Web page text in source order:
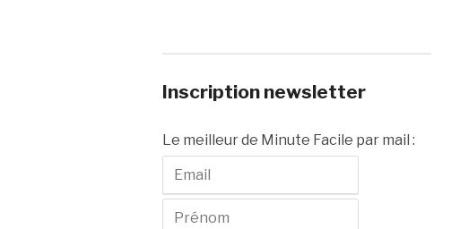
Inscription newsletter
Le meilleur de Minute Facile par mail :